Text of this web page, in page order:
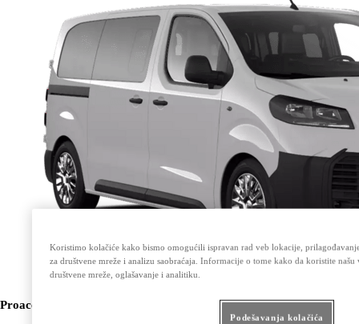
Proace City
Koristimo kolačiće kako bismo omogućili ispravan rad veb lokacije,
za društvene mreže i analizu saobraćaja. Informacije o tome kako da koristite
društvene mreže, oglašavanje i analitiku.
Podešavanja kolačića